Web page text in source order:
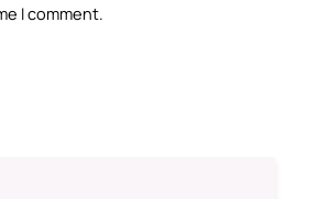
I comment.